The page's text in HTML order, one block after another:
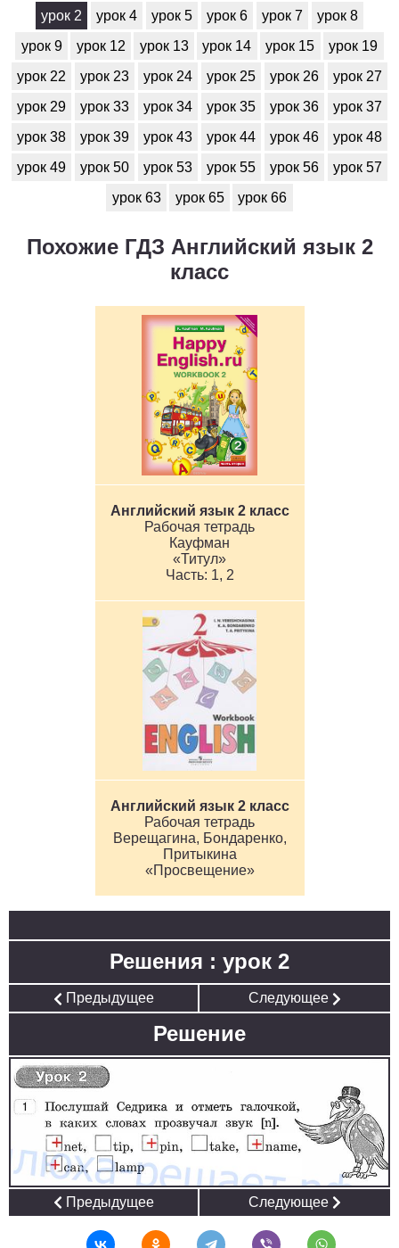
урок 2 урок 4 урок 5 урок 6 урок 7
урок 8
урок 9
урок 12 урок 13 урок 14 урок 15
урок 19
урок 22
урок 23 урок 24 урок 25 урок 26
урок 27
урок 29
урок 33 урок 34 урок 35 урок 36
урок 37
урок 38
урок 39 урок 43 урок 44 урок 46
урок 48
урок 49
урок 50 урок 53 урок 55 урок 56
урок 57
урок 63
урок 65 урок 66
Похожие ГДЗ Английский язык 2
класс
Английский язык 2 класс
Рабочая тетрадь
Кауфман
«Титул»
1, 2
Английский язык 2 класс
Рабочая тетрадь
Верещагина, Бондаренко,
Притыкина
«Просвещение»
Решения : урок 2
Предыдущее Следующее
Решение
Предыдущее Следующее